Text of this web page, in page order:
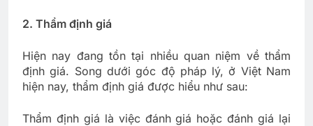
2. Thẩm định giá
Hiện nay đang tồn tại nhiều quan niệm về thẩm
định giá. Song dưới góc độ pháp lý, ở Việt Nam
hiện nay, thẩm định giá được hiểu như sau:
Thẩm định giá là việc đánh giá hoặc đánh giá lại